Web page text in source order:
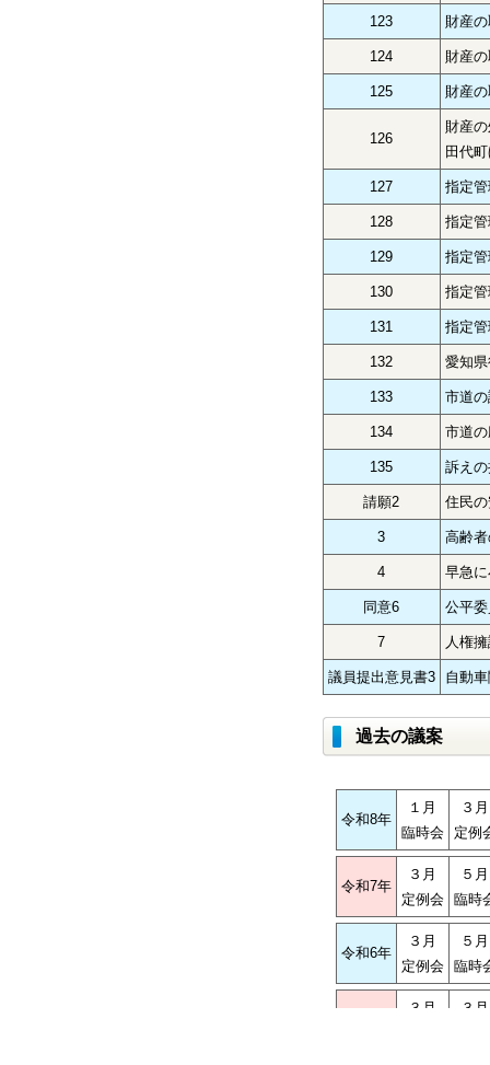
123 財産
124 財産
125 財産
126
財産
田代
127 指定
128 指定
129 指定
130 指定
131 指定
132 愛知
133 市道
134 市道
135 訴え
請願2 住民
3 高齢
4 早急
同意6 公平
7 人権
議員提出意見書3 自動
過去の議案
令和8年
１月
臨時会
３月
定例
令和7年
３月
定例会
５月
臨時
令和6年
３月
定例会
５月
臨時
３月
３月